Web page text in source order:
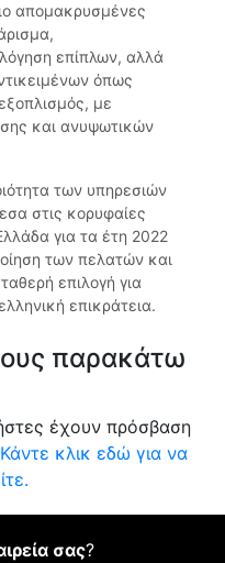
απομακρυσμένες
επίπλων, αλλά
όπως
με
και ανυψωτικών
των υπηρεσιών
στις κορυφαίες
για τα έτη 2022
των πελατών και
επιλογή για
επικράτεια.
παρακάτω
έχουν πρόσβαση
Κάντε κλικ εδώ για να
σας?